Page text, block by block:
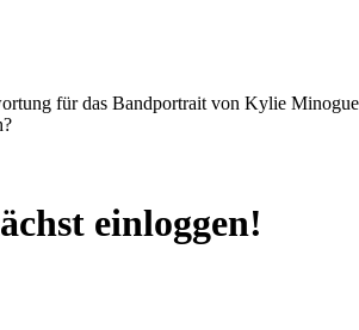
für das Bandportrait von Kylie
einloggen!